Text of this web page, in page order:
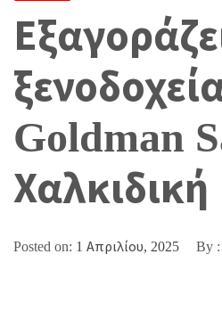
Goldman
Χαλκιδική
Posted on: 1 Απριλίου, 2025 By :